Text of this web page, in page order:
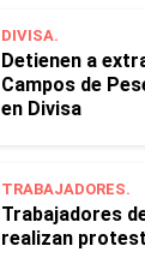
DIVISA.
Detienen a
Campos de
en Divisa
TRABAJADORES.
Trabajadores
realizan